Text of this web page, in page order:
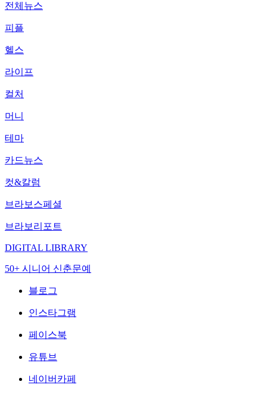
전체뉴스
피플
헬스
라이프
컬처
머니
테마
카드뉴스
컷&칼럼
브라보스페셜
브라보리포트
DIGITAL LIBRARY
50+ 시니어 신춘문예
블로그
인스타그램
페이스북
유튜브
네이버카페